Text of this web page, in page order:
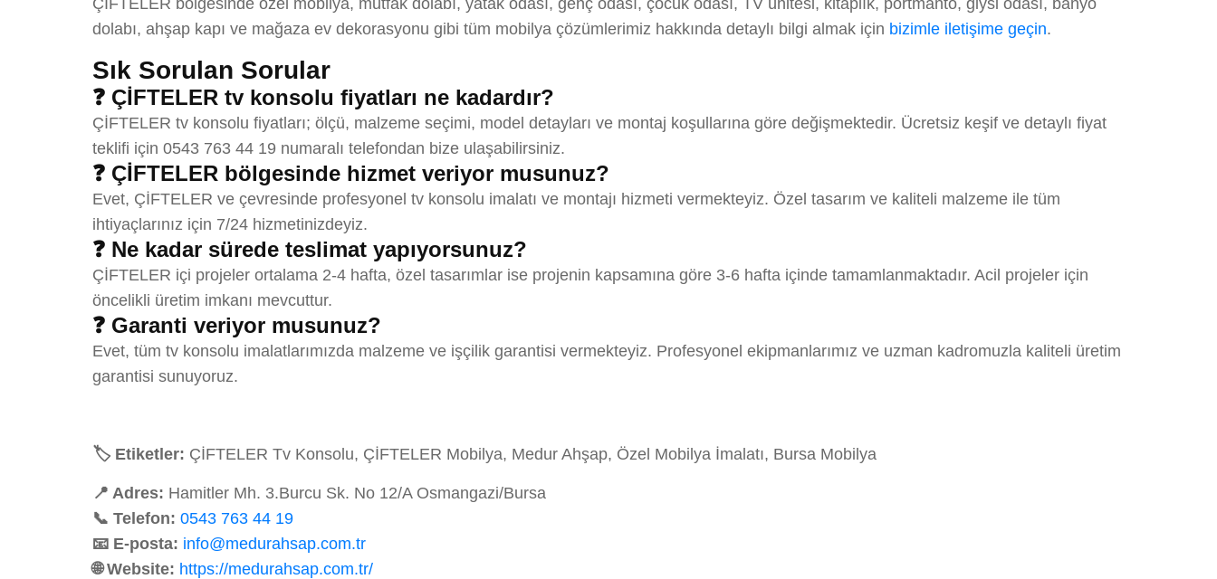
ÇİFTELER bölgesinde özel mobilya, mutfak dolabı, yatak odası, genç odası, çocuk odası, TV ünitesi, kitaplık, portmanto, giysi odası, banyo
dolabı, ahşap kapı ve mağaza ev dekorasyonu gibi tüm mobilya çözümlerimiz hakkında detaylı bilgi almak için bizimle iletişime geçin.
Sık Sorulan Sorular
❓ ÇİFTELER tv konsolu fiyatları ne kadardır?
ÇİFTELER tv konsolu fiyatları; ölçü, malzeme seçimi, model detayları ve montaj koşullarına göre değişmektedir. Ücretsiz keşif ve detaylı fiyat
teklifi için 0543 763 44 19 numaralı telefondan bize ulaşabilirsiniz.
❓ ÇİFTELER bölgesinde hizmet veriyor musunuz?
Evet, ÇİFTELER ve çevresinde profesyonel tv konsolu imalatı ve montajı hizmeti vermekteyiz. Özel tasarım ve kaliteli malzeme ile tüm
ihtiyaçlarınız için 7/24 hizmetinizdeyiz.
❓ Ne kadar sürede teslimat yapıyorsunuz?
ÇİFTELER içi projeler ortalama 2-4 hafta, özel tasarımlar ise projenin kapsamına göre 3-6 hafta içinde tamamlanmaktadır. Acil projeler için
öncelikli üretim imkanı mevcuttur.
❓ Garanti veriyor musunuz?
Evet, tüm tv konsolu imalatlarımızda malzeme ve işçilik garantisi vermekteyiz. Profesyonel ekipmanlarımız ve uzman kadromuzla kaliteli üretim
garantisi sunuyoruz.
🏷️ Etiketler: ÇİFTELER Tv Konsolu, ÇİFTELER Mobilya, Medur Ahşap, Özel Mobilya İmalatı, Bursa Mobilya
📍 Adres: Hamitler Mh. 3.Burcu Sk. No 12/A Osmangazi/Bursa
📞 Telefon: 0543 763 44 19
📧 E-posta: info@medurahsap.com.tr
🌐 Website: https://medurahsap.com.tr/